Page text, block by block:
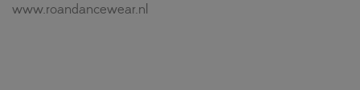
www.roandancewear.nl